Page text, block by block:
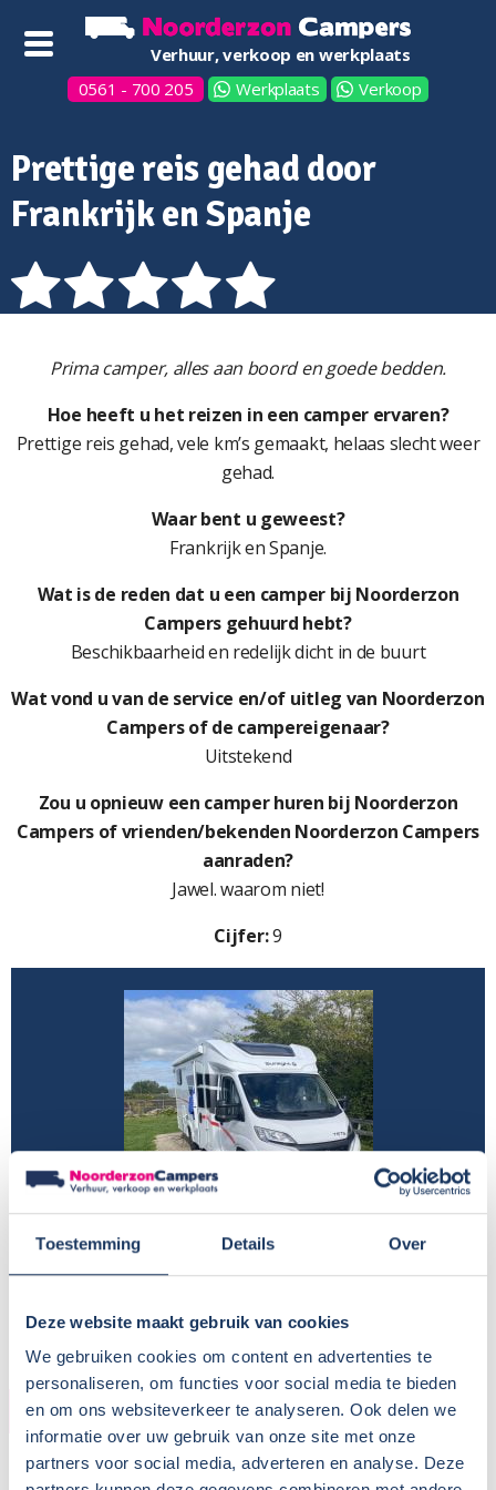
Toestemming Details Over
Deze website maakt gebruik van cookies
We gebruiken cookies om content en advertenties te
personaliseren, om functies voor social media te bieden
en om ons websiteverkeer te analyseren. Ook delen we
informatie over uw gebruik van onze site met onze
partners voor social media, adverteren en analyse. Deze
Verhuur, verkoop en werkplaats
0561 - 700 205
Werkplaats Verkoop
Prettige reis gehad door
Frankrijk en Spanje
Prima camper, alles aan boord en goede bedden.
Hoe heeft u het reizen in een camper ervaren?
Prettige reis gehad, vele km’s gemaakt, helaas slecht weer
gehad.
Waar bent u geweest?
Frankrijk en Spanje.
Wat is de reden dat u een camper bij Noorderzon
Campers gehuurd hebt?
Beschikbaarheid en redelijk dicht in de buurt
Wat vond u van de service en/of uitleg van Noorderzon
Campers of de campereigenaar?
Uitstekend
Zou u opnieuw een camper huren bij Noorderzon
Campers of vrienden/bekenden Noorderzon Campers
aanraden?
Jawel. waarom niet!
Cijfer:9
HUURDER
Naam:
Kees de Jonge